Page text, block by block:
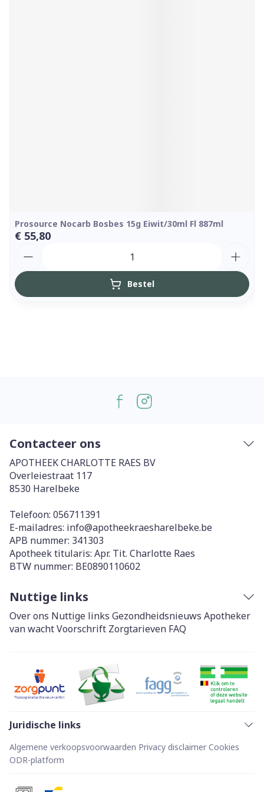
Prosource Nocarb Bosbes 15g Eiwit/30ml Fl 887ml
€ 55,80
Bestel
Contacteer ons
APOTHEEK CHARLOTTE RAES BV
Overleiestraat 117
8530 Harelbeke
Telefoon: 056711391
E-mailadres: info@apotheekraesharelbeke.be
APB nummer: 341303
Apotheek titularis: Apr. Tit. Charlotte Raes
BTW nummer: BE0890110602
Nuttige links
Over ons Nuttige links Gezondheidsnieuws Apotheker
van wachtVoorschrift Zorgtarieven FAQ
Juridische links
Algemene verkoopsvoorwaarden Privacy disclaimer Cookies
ODR-platform